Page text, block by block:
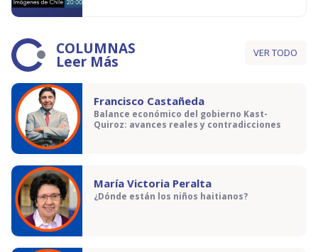
COLUMNAS
Leer Más VER TODO
Francisco Castañeda
Balance económico del gobierno Kast-
Quiroz: avances reales y contradicciones
María Victoria Peralta
¿Dónde están los niños haitianos?